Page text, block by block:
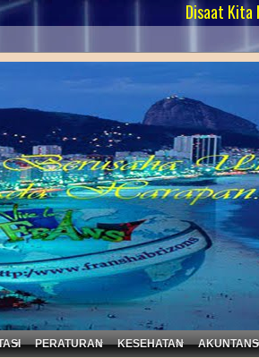
Disaat Kita Masih
PERATURAN KESEHATAN